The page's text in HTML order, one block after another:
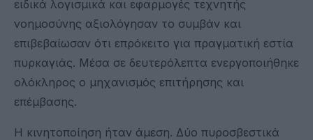
ειδικά λογισμικά και εφαρμογές τεχνητής
νοημοσύνης αξιολόγησαν το συμβάν και
επιβεβαίωσαν ότι επρόκειτο για πραγματική εστία
πυρκαγιάς. Μέσα σε δευτερόλεπτα ενεργοποιήθηκε
ολόκληρος ο μηχανισμός επιτήρησης και
επέμβασης.
Η κινητοποίηση ήταν άμεση. Δύο πυροσβεστικά